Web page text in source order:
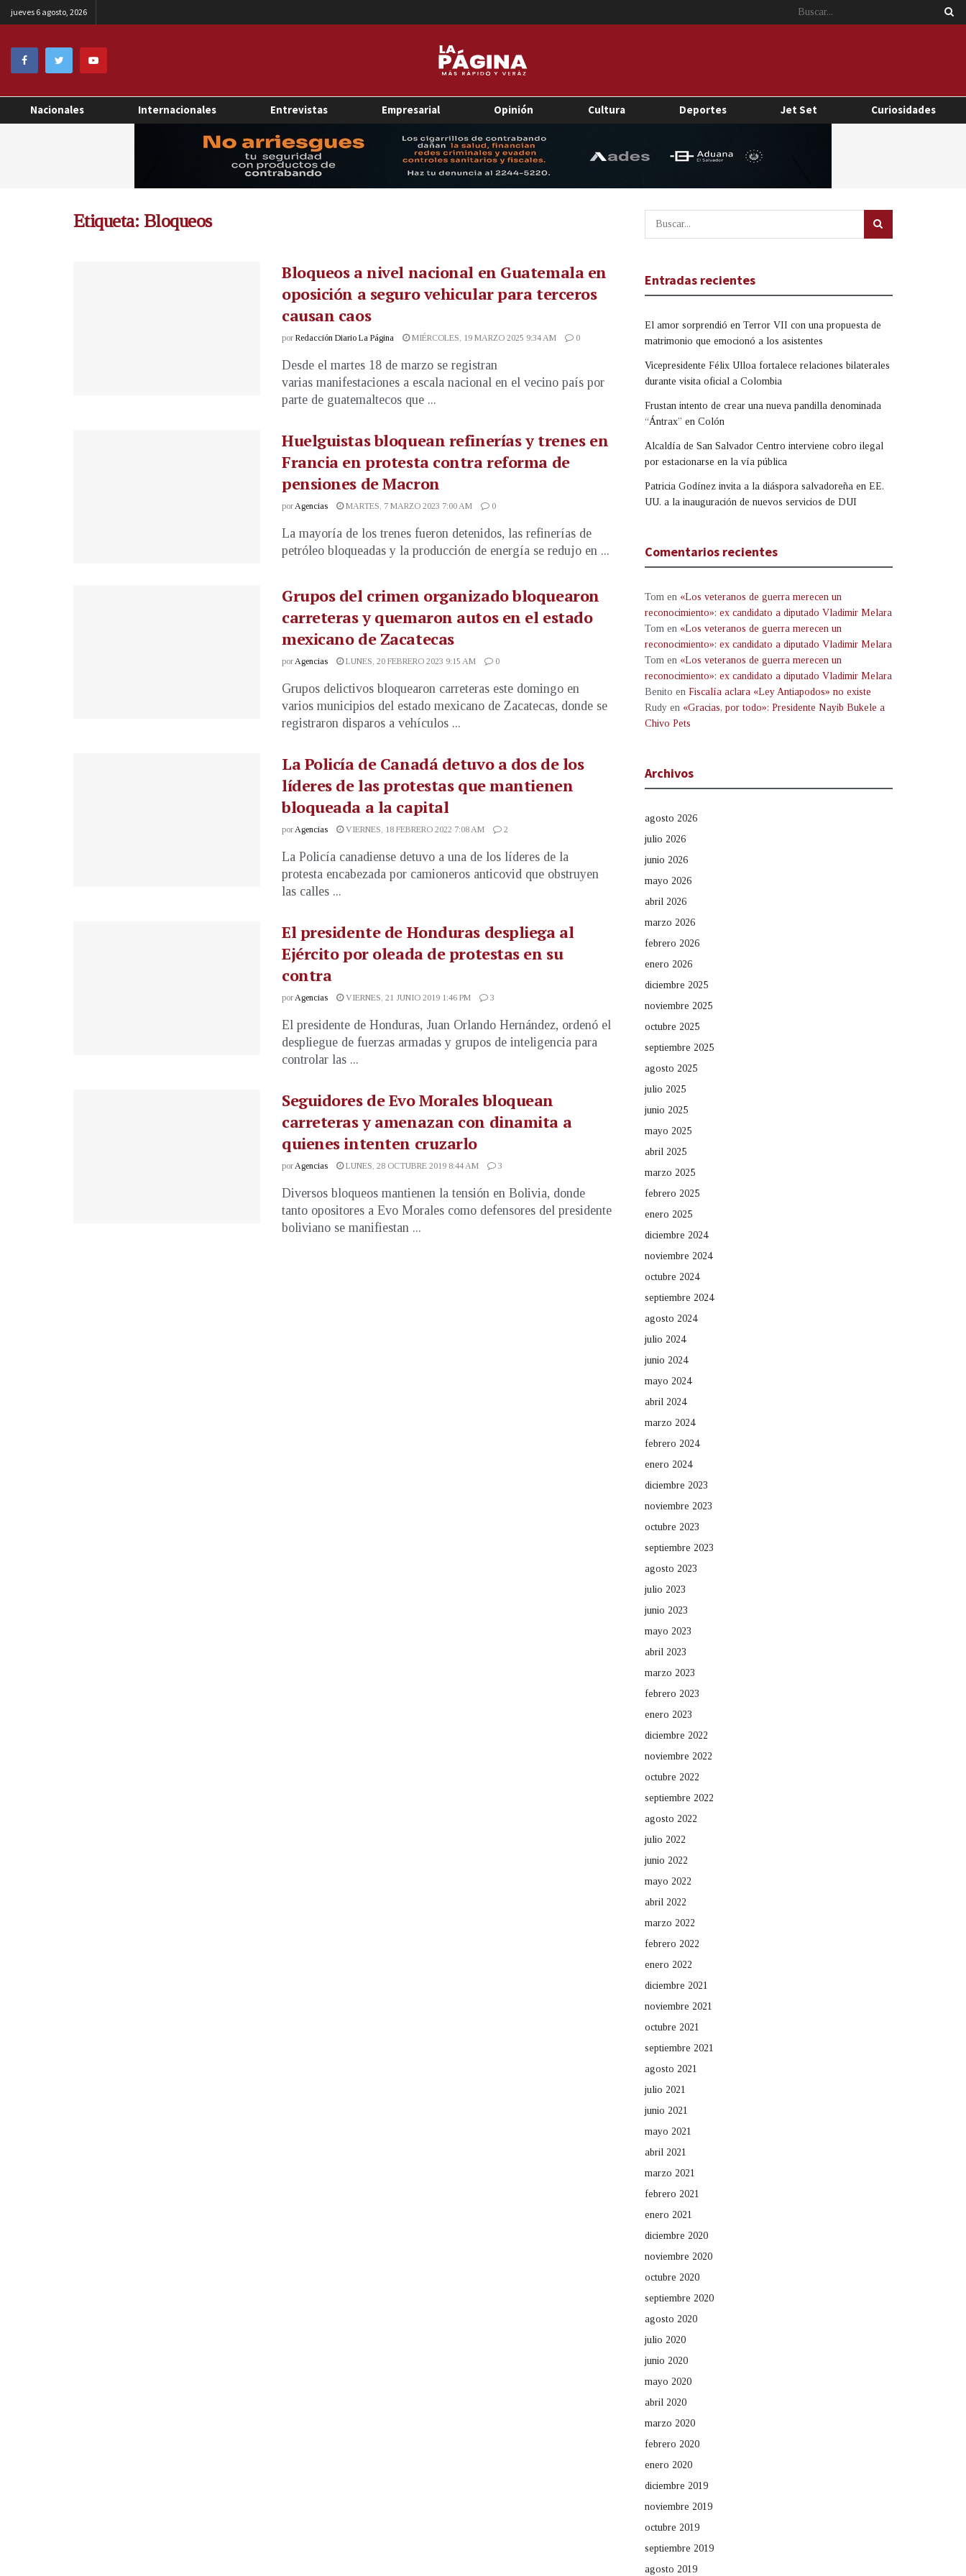
jueves 6 agosto, 2026
Nacionales Internacionales Entrevistas Empresarial Opinión Cultura Deportes Jet Set Curiosidades
Etiqueta: Bloqueos
Bloqueos a nivel nacional en Guatemala en
oposición a seguro vehicular para terceros
causan caos
por Redacción Diario La Página MIÉRCOLES, 19 MARZO 2025 9:34 AM 0
Desde el martes 18 de marzo se registran
varias manifestaciones a escala nacional en el vecino país por
parte de guatemaltecos que ...
Huelguistas bloquean refinerías y trenes en
Francia en protesta contra reforma de
pensiones de Macron
porAgencias MARTES, 7 MARZO 2023 7:00 AM 0
La mayoría de los trenes fueron detenidos, las refinerías de
petróleo bloqueadas y la producción de energía se redujo en ...
Grupos del crimen organizado bloquearon
carreteras y quemaron autos en el estado
mexicano de Zacatecas
porAgencias LUNES, 20 FEBRERO 2023 9:15 AM 0
Grupos delictivos bloquearon carreteras este domingo en
varios municipios del estado mexicano de Zacatecas, donde se
registraron disparos a vehículos ...
La Policía de Canadá detuvo a dos de los
líderes de las protestas que mantienen
bloqueada a la capital
porAgencias VIERNES, 18 FEBRERO 2022 7:08 AM 2
La Policía canadiense detuvo a una de los líderes de la
protesta encabezada por camioneros anticovid que obstruyen
las calles ...
El presidente de Honduras despliega al
Ejército por oleada de protestas en su
contra
porAgencias VIERNES, 21 JUNIO 2019 1:46 PM 3
El presidente de Honduras, Juan Orlando Hernández, ordenó el
despliegue de fuerzas armadas y grupos de inteligencia para
controlar las ...
Seguidores de Evo Morales bloquean
carreteras y amenazan con dinamita a
quienes intenten cruzarlo
porAgencias LUNES, 28 OCTUBRE 2019 8:44 AM 3
Diversos bloqueos mantienen la tensión en Bolivia, donde
tanto opositores a Evo Morales como defensores del presidente
boliviano se manifiestan ...
Entradas recientes
El amor sorprendió en Terror VII con una propuesta de
matrimonio que emocionó a los asistentes
Vicepresidente Félix Ulloa fortalece relaciones bilaterales
durante visita oficial a Colombia
Frustan intento de crear una nueva pandilla denominada
“Ántrax” en Colón
Alcaldía de San Salvador Centro interviene cobro ilegal
por estacionarse en la vía pública
Patricia Godínez invita a la diáspora salvadoreña en EE.
UU. a la inauguración de nuevos servicios de DUI
Comentarios recientes
Tom en «Los veteranos de guerra merecen un
reconocimiento»: ex candidato a diputado Vladimir Melara
Tom en «Los veteranos de guerra merecen un
reconocimiento»: ex candidato a diputado Vladimir Melara
Tom en «Los veteranos de guerra merecen un
reconocimiento»: ex candidato a diputado Vladimir Melara
Benito en Fiscalía aclara «Ley Antiapodos» no existe
Rudy en «Gracias, por todo»: Presidente Nayib Bukele a
Chivo Pets
Archivos
agosto 2026
julio 2026
junio 2026
mayo 2026
abril 2026
marzo 2026
febrero 2026
enero 2026
diciembre 2025
noviembre 2025
octubre 2025
septiembre 2025
agosto 2025
julio 2025
junio 2025
mayo 2025
abril 2025
marzo 2025
febrero 2025
enero 2025
diciembre 2024
noviembre 2024
octubre 2024
septiembre 2024
agosto 2024
julio 2024
junio 2024
mayo 2024
abril 2024
marzo 2024
febrero 2024
enero 2024
diciembre 2023
noviembre 2023
octubre 2023
septiembre 2023
agosto 2023
julio 2023
junio 2023
mayo 2023
abril 2023
marzo 2023
febrero 2023
enero 2023
diciembre 2022
noviembre 2022
octubre 2022
septiembre 2022
agosto 2022
julio 2022
junio 2022
mayo 2022
abril 2022
marzo 2022
febrero 2022
enero 2022
diciembre 2021
noviembre 2021
octubre 2021
septiembre 2021
agosto 2021
julio 2021
junio 2021
mayo 2021
abril 2021
marzo 2021
febrero 2021
enero 2021
diciembre 2020
noviembre 2020
octubre 2020
septiembre 2020
agosto 2020
julio 2020
junio 2020
mayo 2020
abril 2020
marzo 2020
febrero 2020
enero 2020
diciembre 2019
noviembre 2019
octubre 2019
septiembre 2019
agosto 2019